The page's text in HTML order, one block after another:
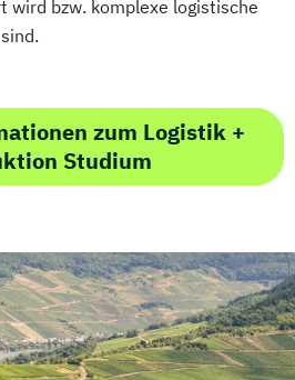
wird bzw. komplexe logistische
zum Logistik +
Studium